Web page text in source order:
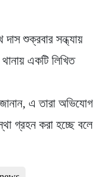
দাস শুক্রবার সন্ধ্যায়
একটি লিখিত
এ তারা অভিযোগ
গ্রহন করা হচ্ছে বলে